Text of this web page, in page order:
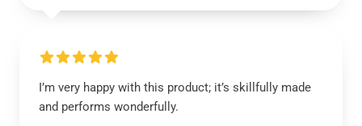
I’m very happy with this product; it’s skillfully made
and performs wonderfully.